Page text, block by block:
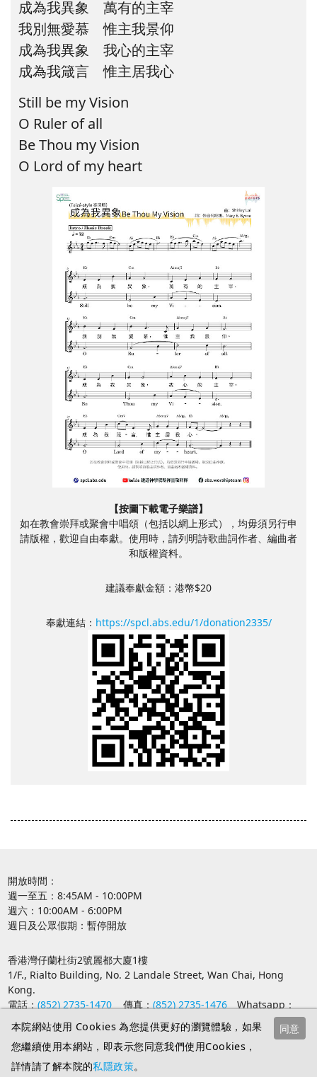
成為我異象 萬有的主宰
我別無愛慕 惟主我景仰
成為我異象 我心的主宰
成為我箴言 惟主居我心
Still be my Vision
O Ruler of all
Be Thou my Vision
O Lord of my heart
【按圖下載電子樂譜】
如在教會崇拜或聚會中唱頌（包括以網上形式），均毋須另行申
請版權，歡迎自由奉獻。使用時，請列明詩歌曲詞作者、編曲者
和版權資料。
建議奉獻金額：港幣$20
奉獻連結： https://spcl.abs.edu/1/donation2335/
開放時間：
週一至五：8:45AM - 10:00PM
週六：10:00AM - 6:00PM
週日及公眾假期：暫停開放
香港灣仔蘭杜街2號麗都大廈1樓
1/F., Rialto Building, No. 2 Landale Street, Wan Chai, Hong
Kong.
電話： (852) 2735-1470傳真： (852) 2735-1476Whatsapp：
(852) 9735-8226
電郵：spcl@abs.eduFacebook：SPCL 建道教牧及信徒領袖學
院IG：abs_spcl
按此加入Whatsapp 社群獲取最新課程資訊
同意
本院網站使用 Cookies 為您提供更好的瀏覽體驗，如果
您繼續使用本網站，即表示您同意我們使用Cookies，
詳情請了解本院的私隱政策。